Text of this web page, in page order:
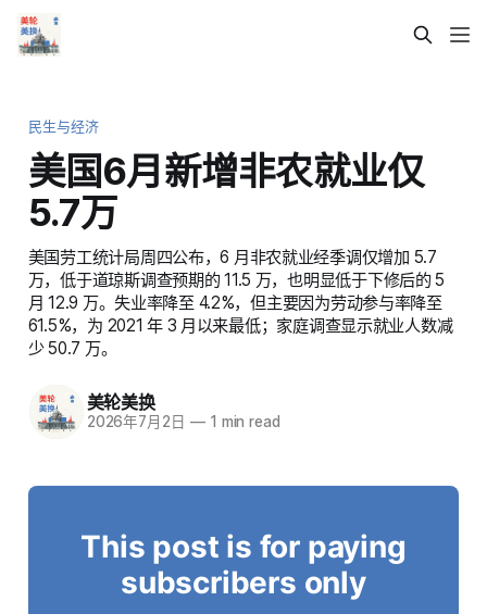
民生与经济
美国6月新增非农就业仅
5.7万
美国劳工统计局周四公布，6 月非农就业经季调仅增加 5.7
万，低于道琼斯调查预期的 11.5 万，也明显低于下修后的 5
月 12.9 万。失业率降至 4.2%，但主要因为劳动参与率降至
61.5%，为 2021 年 3 月以来最低；家庭调查显示就业人数减
少 50.7 万。
美轮美换
2026年7月2日 —1 min read
This post is for paying
subscribers only